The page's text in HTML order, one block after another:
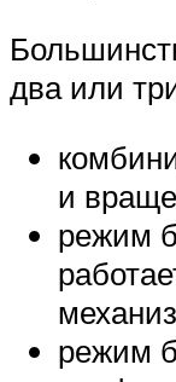
два или
и
режим
режим